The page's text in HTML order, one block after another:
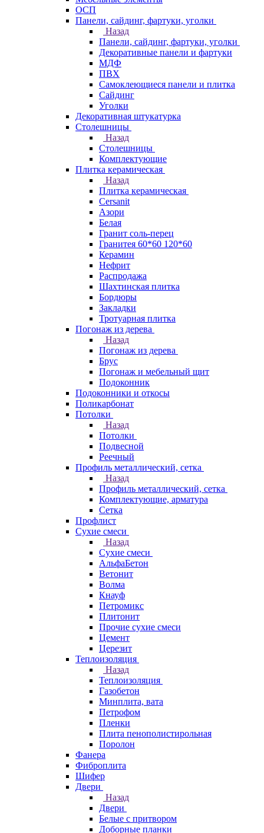
ОСП
Панели, сайдинг, фартуки, уголки
Назад
Панели, сайдинг, фартуки, уголки
Декоративные панели и фартуки
МДФ
ПВХ
Самоклеющиеся панели и плитка
Сайдинг
Уголки
Декоративная штукатурка
Столешницы
Назад
Столешницы
Комплектующие
Плитка керамическая
Назад
Плитка керамическая
Cersanit
Азори
Белая
Гранит соль-перец
Гранитея 60*60 120*60
Керамин
Нефрит
Распродажа
Шахтинская плитка
Бордюры
Закладки
Тротуарная плитка
Погонаж из дерева
Назад
Погонаж из дерева
Брус
Погонаж и мебельный щит
Подоконник
Подоконники и откосы
Поликарбонат
Потолки
Назад
Потолки
Подвесной
Реечный
Профиль металлический, сетка
Назад
Профиль металлический, сетка
Комплектующие, арматура
Сетка
Профлист
Сухие смеси
Назад
Сухие смеси
АльфаБетон
Ветонит
Волма
Кнауф
Петромикс
Плитонит
Прочие сухие смеси
Цемент
Церезит
Теплоизоляция
Назад
Теплоизоляция
Газобетон
Минплита, вата
Петрофом
Пленки
Плита пенополистирольная
Поролон
Фанера
Фиброплита
Шифер
Двери
Назад
Двери
Белые с притвором
Доборные планки